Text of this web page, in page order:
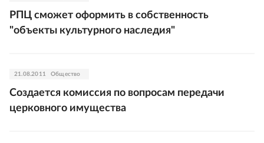
РПЦ сможет оформить в собственность
"объекты культурного наследия"
21.08.2011 Общество
Создается комиссия по вопросам передачи
церковного имущества